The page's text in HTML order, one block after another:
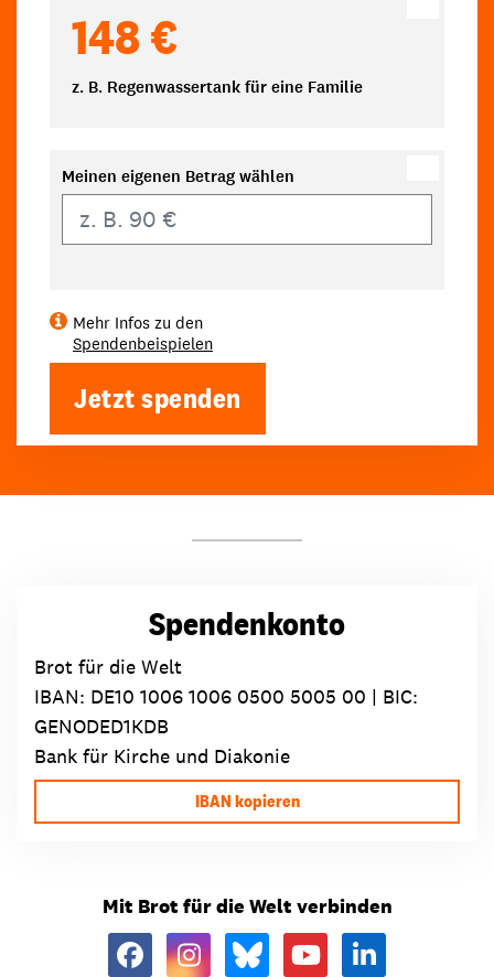
148 €
z. B. Regenwassertank für eine Familie
Meinen eigenen Betrag wählen
Mehr Infos zu den
Spendenbeispielen
Jetzt spenden
Spendenkonto
Brot für die Welt
IBAN: DE10 1006 1006 0500 5005 00 | BIC:
GENODED1KDB
Bank für Kirche und Diakonie
IBAN kopieren
Mit Brot für die Welt verbinden